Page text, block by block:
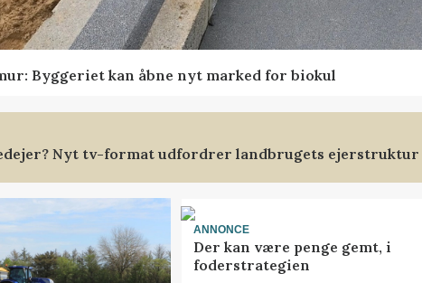
Byggeriet kan åbne nyt marked for biokul
Nyt tv-format udfordrer landbrugets ejerstruktur
ANNONCE
Der kan være penge gemt, i
foderstrategien